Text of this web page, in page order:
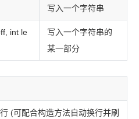
写入一个字符串
int le
写入一个字符串的
某一部分
(可配合构造方法自动换行并刷